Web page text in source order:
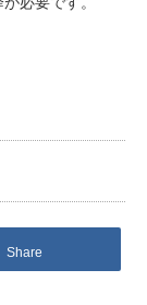
Share